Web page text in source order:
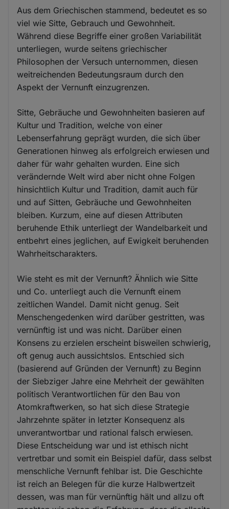
Aus dem Griechischen stammend, bedeutet es so
viel wie Sitte, Gebrauch und Gewohnheit.
Während diese Begriffe einer großen Variabilität
unterliegen, wurde seitens griechischer
Philosophen der Versuch unternommen, diesen
weitreichenden Bedeutungsraum durch den
Aspekt der Vernunft einzugrenzen.
Sitte, Gebräuche und Gewohnheiten basieren auf
Kultur und Tradition, welche von einer
Lebenserfahrung geprägt wurden, die sich über
Generationen hinweg als erfolgreich erwiesen und
daher für wahr gehalten wurden. Eine sich
verändernde Welt wird aber nicht ohne Folgen
hinsichtlich Kultur und Tradition, damit auch für
und auf Sitten, Gebräuche und Gewohnheiten
bleiben. Kurzum, eine auf diesen Attributen
beruhende Ethik unterliegt der Wandelbarkeit und
entbehrt eines jeglichen, auf Ewigkeit beruhenden
Wahrheitscharakters.
Wie steht es mit der Vernunft? Ähnlich wie Sitte
und Co. unterliegt auch die Vernunft einem
zeitlichen Wandel. Damit nicht genug. Seit
Menschengedenken wird darüber gestritten, was
vernünftig ist und was nicht. Darüber einen
Konsens zu erzielen erscheint bisweilen schwierig,
oft genug auch aussichtslos. Entschied sich
(basierend auf Gründen der Vernunft) zu Beginn
der Siebziger Jahre eine Mehrheit der gewählten
politisch Verantwortlichen für den Bau von
Atomkraftwerken, so hat sich diese Strategie
Jahrzehnte später in letzter Konsequenz als
unverantwortbar und rational falsch erwiesen.
Diese Entscheidung war und ist ethisch nicht
vertretbar und somit ein Beispiel dafür, dass selbst
menschliche Vernunft fehlbar ist. Die Geschichte
ist reich an Belegen für die kurze Halbwertzeit
dessen, was man für vernünftig hält und allzu oft